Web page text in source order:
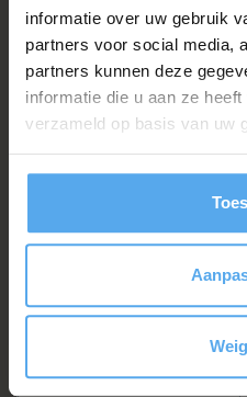
informatie over uw gebruik
partners voor social media,
partners kunnen deze
informatie die u aan ze
verzameld op basis van uw